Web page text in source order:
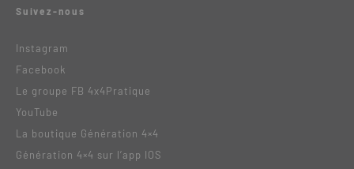
Suivez-nous
Instagram
Facebook
Le groupe FB 4x4Pratique
YouTube
La boutique Génération 4×4
Génération 4×4 sur l’app IOS